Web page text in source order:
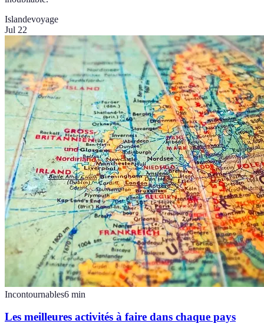
Islandevoyage
Jul 22
Incontournables6 min
Les meilleures activités à faire dans chaque pays